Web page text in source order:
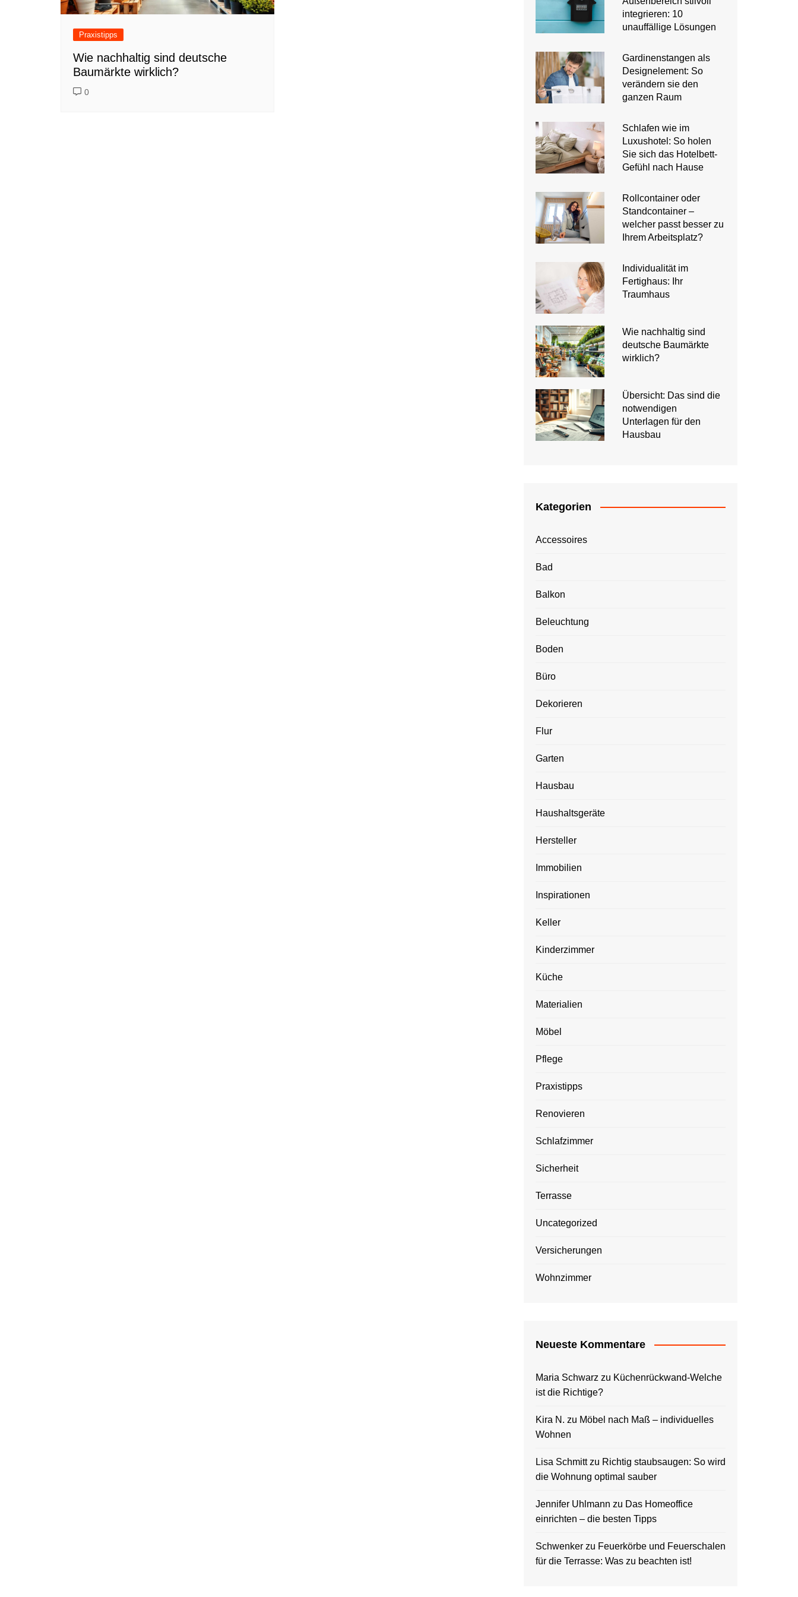
Praxistipps
Wie nachhaltig sind deutsche
Baumärkte wirklich?
0
integrieren: 10
unauffällige Lösungen
Gardinenstangen als
Designelement: So
verändern sie den
ganzen Raum
Schlafen wie im
Luxushotel: So holen
Sie sich das Hotelbett-
Gefühl nach Hause
Rollcontainer oder
Standcontainer –
welcher passt besser zu
Ihrem Arbeitsplatz?
Individualität im
Fertighaus: Ihr
Traumhaus
Wie nachhaltig sind
deutsche Baumärkte
wirklich?
Übersicht: Das sind die
notwendigen
Unterlagen für den
Hausbau
Kategorien
Accessoires
Bad
Balkon
Beleuchtung
Boden
Büro
Dekorieren
Flur
Garten
Hausbau
Haushaltsgeräte
Hersteller
Immobilien
Inspirationen
Keller
Kinderzimmer
Küche
Materialien
Möbel
Pflege
Praxistipps
Renovieren
Schlafzimmer
Sicherheit
Terrasse
Uncategorized
Versicherungen
Wohnzimmer
Neueste Kommentare
Maria Schwarz zu Küchenrückwand-Welche
ist die Richtige?
Kira N. zu Möbel nach Maß – individuelles
Wohnen
Lisa Schmittzu Richtig staubsaugen: So wird
die Wohnung optimal sauber
Jennifer Uhlmann zu Das Homeoffice
einrichten – die besten Tipps
Schwenker zu Feuerkörbe und Feuerschalen
für die Terrasse: Was zu beachten ist!